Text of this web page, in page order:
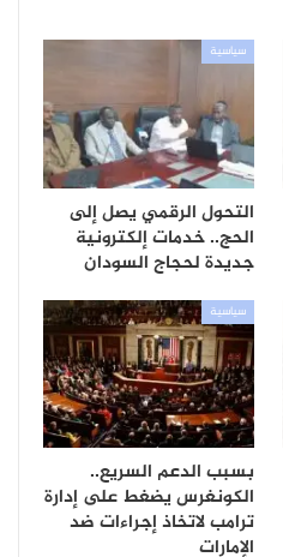
سياسية
التحول الرقمي يصل إلى
الحج.. خدمات إلكترونية
جديدة لحجاج السودان
سياسية
بسبب الدعم السريع..
الكونغرس يضغط على إدارة
ترامب لاتخاذ إجراءات ضد
الإمارات